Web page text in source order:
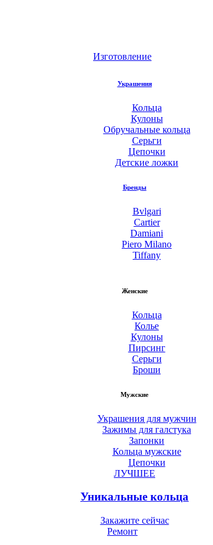
Изготовление
Украшения
Кольца
Кулоны
Обручальные кольца
Серьги
Цепочки
Детские ложки
Бренды
Bvlgari
Cartier
Damiani
Piero Milano
Tiffany
Женские
Кольца
Колье
Кулоны
Пирсинг
Серьги
Броши
Мужские
Украшения для мужчин
Зажимы для галстука
Запонки
Кольца мужские
Цепочки
ЛУЧШЕЕ
Уникальные кольца
Закажите сейчас
Ремонт